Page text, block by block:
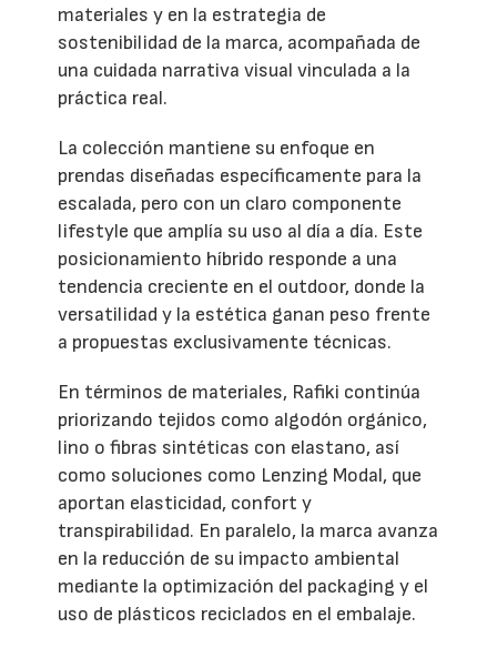
materiales y en la estrategia de
sostenibilidad de la marca, acompañada de
una cuidada narrativa visual vinculada a la
práctica real.
La colección mantiene su enfoque en
prendas diseñadas específicamente para la
escalada, pero con un claro componente
lifestyle que amplía su uso al día a día. Este
posicionamiento híbrido responde a una
tendencia creciente en el outdoor, donde la
versatilidad y la estética ganan peso frente
a propuestas exclusivamente técnicas.
En términos de materiales, Rafiki continúa
priorizando tejidos como algodón orgánico,
lino o fibras sintéticas con elastano, así
como soluciones como Lenzing Modal, que
aportan elasticidad, confort y
transpirabilidad. En paralelo, la marca avanza
en la reducción de su impacto ambiental
mediante la optimización del packaging y el
uso de plásticos reciclados en el embalaje.